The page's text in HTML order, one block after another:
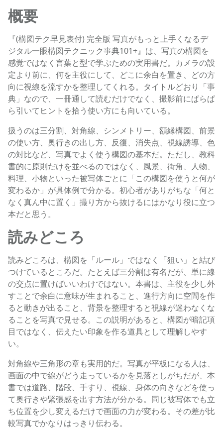
概要
『(構図テク早見表付) 完全版 写真がもっと上手くなるデ
ジタル一眼構図テクニック事典101+』は、写真の構図を
感覚ではなく言葉と型で学ぶための実用書だ。カメラの設
定より前に、何を主役にして、どこに余白を置き、どの方
向に視線を流すかを整理してくれる。タイトルどおり「事
典」なので、一冊通して読むだけでなく、撮影前にぱらぱ
ら引いてヒントを拾う使い方にも向いている。
扱うのは三分割、対角線、シンメトリー、額縁構図、前景
の使い方、奥行きの出し方、反復、消失点、視線誘導、色
の対比など、写真でよく使う構図の基本だ。ただし、教科
書的に原則だけを並べるのではなく、風景、街角、人物、
料理、小物といった被写体ごとに「この構図を使うと何が
変わるか」が具体例で分かる。初心者がありがちな「何と
なく真ん中に置く」撮り方から抜けるにはかなり役に立つ
本だと思う。
読みどころ
読みどころは、構図を「ルール」ではなく「狙い」と結び
つけているところだ。たとえば三分割は有名だが、単に線
の交点に置けばいいわけではない。本書は、主役を少し外
すことで余白に意味が生まれること、進行方向に空間を作
ると動きが出ること、背景を整理すると視線が迷わなくな
ることを写真で見せる。この説明があると、構図が暗記項
目ではなく、伝えたい印象を作る道具として理解しやす
い。
対角線や三角形の章も実用的だ。写真が平板になる人は、
画面の中で線がどう走っているかを見落としがちだが、本
書では道路、階段、手すり、視線、身体の向きなどを使っ
て奥行きや緊張感を出す方法が分かる。同じ被写体でも立
ち位置を少し変えるだけで画面の力が変わる。その差が比
較写真でかなりはっきり伝わる。